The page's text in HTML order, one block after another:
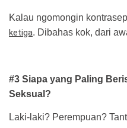
Kalau ngomongin
ketiga. Dibahas kok, dari
#3 Siapa yang Paling
Seksual?
Laki-laki? Perempuan?